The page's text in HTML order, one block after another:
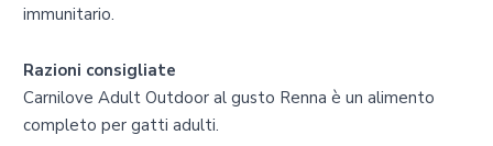
immunitario.
Razioni consigliate
Carnilove Adult Outdoor al gusto Renna è un alimento
completo per gatti adulti.